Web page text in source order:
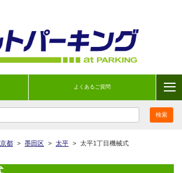
よくあるご質問
都 > 墨田区 > 太平 > 太平1丁目機械式